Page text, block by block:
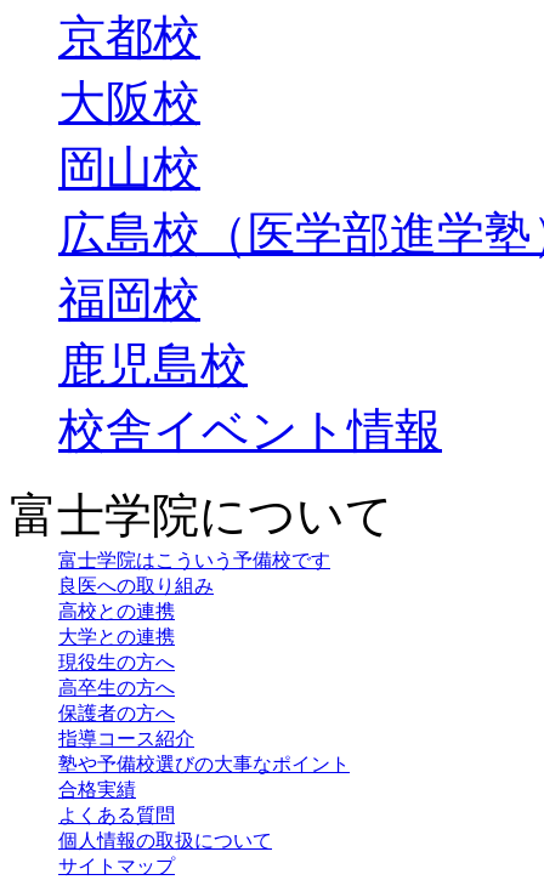
京都校
大阪校
岡山校
広島校（医学部進学塾
福岡校
鹿児島校
校舎イベント情報
富士学院について
富士学院はこういう予備校です
良医への取り組み
高校との連携
大学との連携
現役生の方へ
高卒生の方へ
保護者の方へ
指導コース紹介
塾や予備校選びの大事なポイント
合格実績
よくある質問
個人情報の取扱について
サイトマップ